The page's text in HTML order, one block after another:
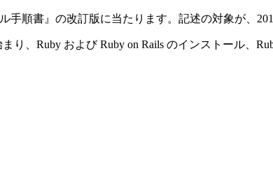
手順書』の改訂版に当たります。記述の対象が、
り、Ruby および Ruby on Rails のインストール、